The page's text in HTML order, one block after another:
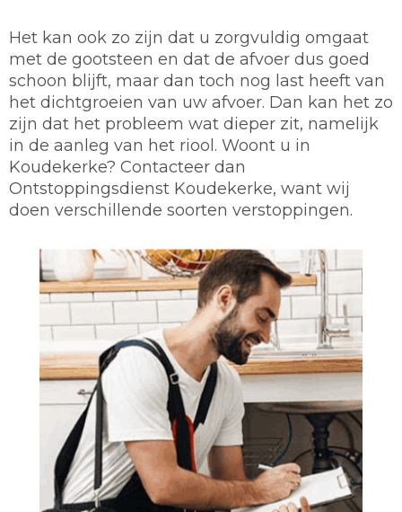
Het kan ook zo zijn dat u zorgvuldig omgaat
met de gootsteen en dat de afvoer dus goed
schoon blijft, maar dan toch nog last heeft van
het dichtgroeien van uw afvoer. Dan kan het zo
zijn dat het probleem wat dieper zit, namelijk
in de aanleg van het riool. Woont u in
Koudekerke? Contacteer dan
Ontstoppingsdienst Koudekerke, want wij
doen verschillende soorten verstoppingen.